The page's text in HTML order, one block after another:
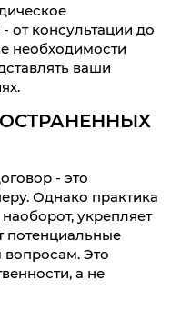
от консультации до
необходимости
ваши
- это
Однако практика
укрепляет
потенциальные
Это
а не